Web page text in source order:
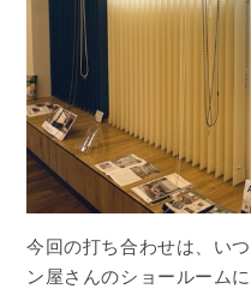
今回の打ち合わせは、い
ン屋さんのショールーム